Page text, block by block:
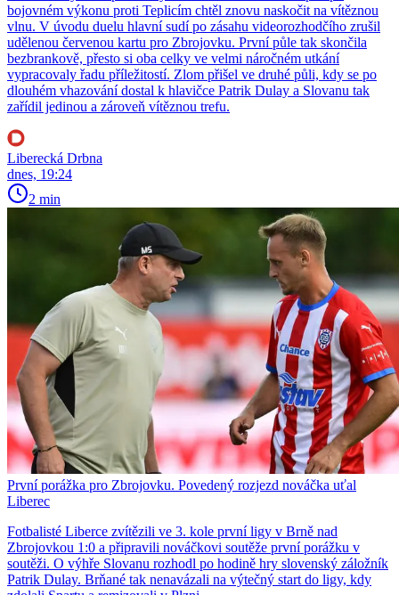
bojovném výkonu proti Teplicím chtěl znovu naskočit na vítěznou
vlnu. V úvodu duelu hlavní sudí po zásahu videorozhodčího zrušil
udělenou červenou kartu pro Zbrojovku. První půle tak skončila
bezbrankově, přesto si oba celky ve velmi náročném utkání
vypracovaly řadu příležitostí. Zlom přišel ve druhé půli, kdy se po
dlouhém vhazování dostal k hlavičce Patrik Dulay a Slovanu tak
zařídil jedinou a zároveň vítěznou trefu.
Liberecká Drbna
dnes, 19:24
2 min
První porážka pro Zbrojovku. Povedený rozjezd nováčka uťal
Liberec
Fotbalisté Liberce zvítězili ve 3. kole první ligy v Brně nad
Zbrojovkou 1:0 a připravili nováčkovi soutěže první porážku v
soutěži. O výhře Slovanu rozhodl po hodině hry slovenský záložník
Patrik Dulay. Brňané tak nenavázali na výtečný start do ligy, kdy